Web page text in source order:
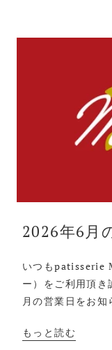
2026年6月
いつもpatisserie
ー）をご利用頂き
月の営業日をお知
もっと読む